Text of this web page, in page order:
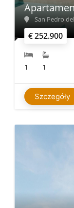
€ 252.900
San Pedro
1 1
Szczegóły